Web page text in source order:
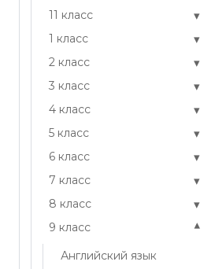
11 класс ▾
1 класс ▾
2 класс ▾
3 класс ▾
4 класс ▾
5 класс ▾
6 класс ▾
7 класс ▾
8 класс ▾
9 класс ▾
Английский язык